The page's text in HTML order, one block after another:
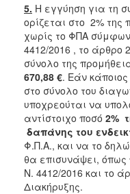
5. Η εγγύηση για τη
ορίζεται στο 2% της
χωρίς το ΦΠΑ
4412/2016 , το άρθρο
σύνολο της
670,88 €. Εάν
στο σύνολο του
υποχρεούται να
αντίστοιχο ποσό 2%
δαπάνης του
Φ.Π.Α., και να το
θα επισυνάψει, όπως
Ν. 4412/2016 και το
Διακήρυξης.